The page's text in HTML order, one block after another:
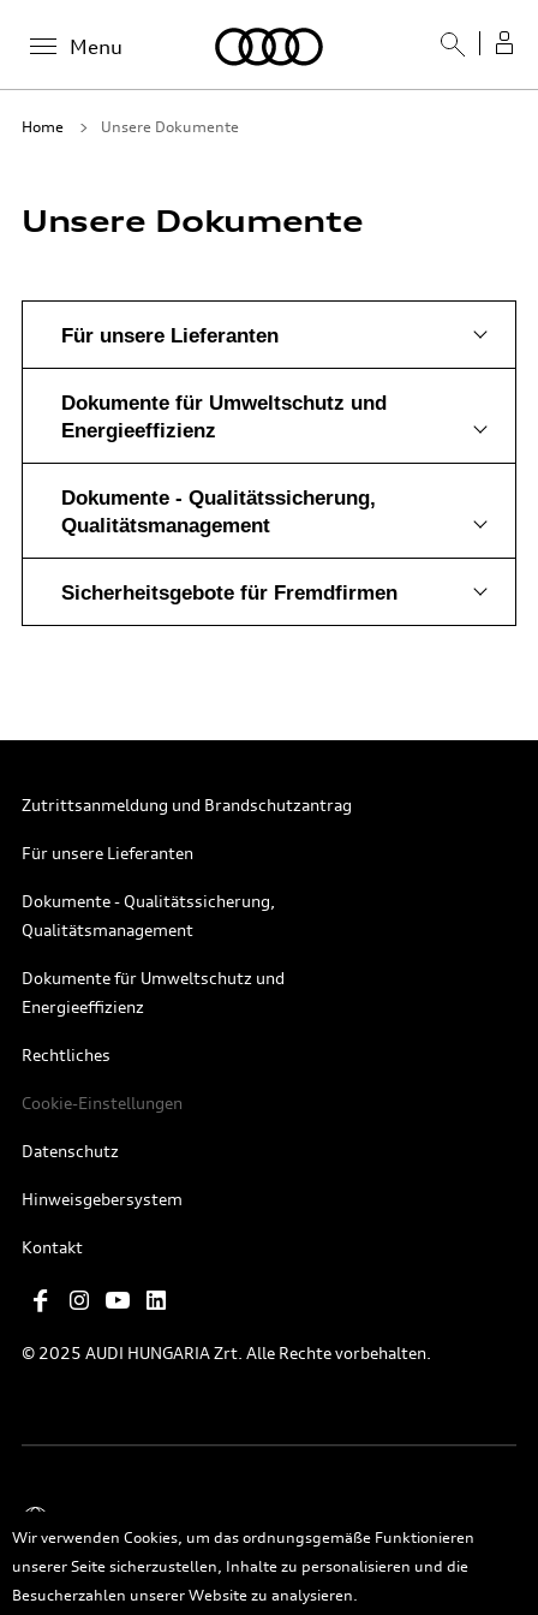
Menu
Home Unsere Dokumente
Unsere Dokumente
Für unsere Lieferanten
Dokumente für Umweltschutz und
Energieeffizienz
Dokumente - Qualitätssicherung,
Qualitätsmanagement
Sicherheitsgebote für Fremdfirmen
Zutrittsanmeldung und Brandschutzantrag
Für unsere Lieferanten
Dokumente - Qualitätssicherung,
Qualitätsmanagement
Dokumente für Umweltschutz und
Energieeffizienz
Rechtliches
Cookie-Einstellungen
Datenschutz
Hinweisgebersystem
Kontakt
© 2025 AUDI HUNGARIA Zrt. Alle Rechte vorbehalten.
Wir verwenden Cookies, um das ordnungsgemäße Funktionieren
unserer Seite sicherzustellen, Inhalte zu personalisieren und die
Besucherzahlen unserer Website zu analysieren.